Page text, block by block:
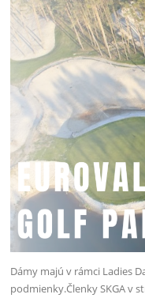
Dámy majú v rámci Ladies
podmienky.Členky SKGA v